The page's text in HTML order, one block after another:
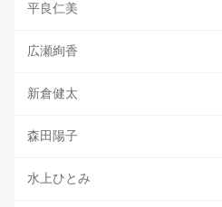
平良仁美
広瀬絢香
新倉健太
森田陽子
水上ひとみ